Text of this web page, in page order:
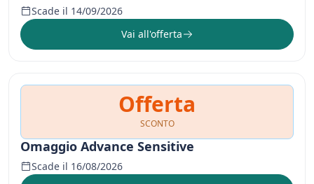
Scade il 14/09/2026
Vai all'offerta
Offerta
SCONTO
Omaggio Advance Sensitive
Scade il 16/08/2026